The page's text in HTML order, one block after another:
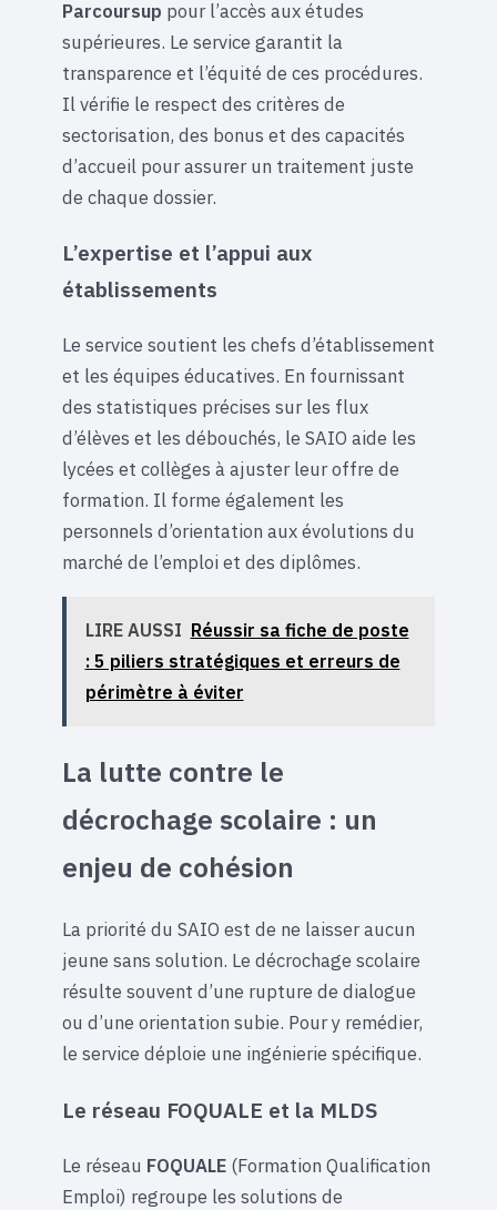
Parcoursup pour l’accès aux études
supérieures. Le service garantit la
transparence et l’équité de ces procédures.
Il vérifie le respect des critères de
sectorisation, des bonus et des capacités
d’accueil pour assurer un traitement juste
de chaque dossier.
L’expertise et l’appui aux
établissements
Le service soutient les chefs d’établissement
et les équipes éducatives. En fournissant
des statistiques précises sur les flux
d’élèves et les débouchés, le SAIO aide les
lycées et collèges à ajuster leur offre de
formation. Il forme également les
personnels d’orientation aux évolutions du
marché de l’emploi et des diplômes.
LIRE AUSSI Réussir sa fiche de poste
: 5 piliers stratégiques et erreurs de
périmètre à éviter
La lutte contre le
décrochage scolaire : un
enjeu de cohésion
La priorité du SAIO est de ne laisser aucun
jeune sans solution. Le décrochage scolaire
résulte souvent d’une rupture de dialogue
ou d’une orientation subie. Pour y remédier,
le service déploie une ingénierie spécifique.
Le réseau FOQUALE et la MLDS
Le réseau FOQUALE (Formation Qualification
Emploi) regroupe les solutions de